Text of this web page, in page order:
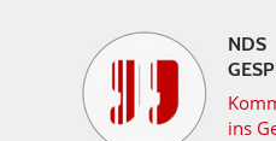
NDS
ins